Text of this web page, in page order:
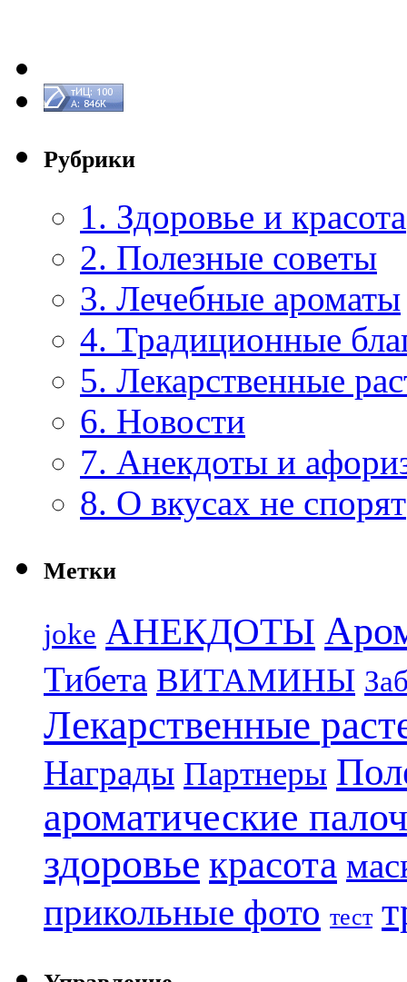
Рубрики
1. Здоровье и красота
2. Полезные советы
3. Лечебные ароматы
4. Традиционные
5. Лекарственные
6. Новости
7. Анекдоты и
8. О вкусах не спорят
Метки
joke АНЕКДОТЫ
Тибета ВИТАМИНЫ
Лекарственные
Награды Партнеры
ароматические
здоровье красота
прикольные фото тест